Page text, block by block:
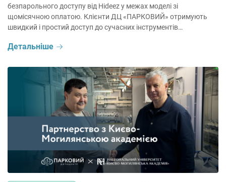
безпарольного доступу від Hideez у межах моделі зі
щомісячною оплатою. Клієнти ДЦ «ПАРКОВИЙ» отримують
швидкий і простий доступ до сучасних інструментів
інфраструктури. Технологія працює як частина сервісного
автентифікацію для своїх […]
Детальніше